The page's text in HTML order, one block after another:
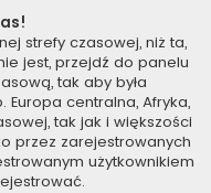
strefy czasowej, niż ta,
jest, przejdź do panelu
tak aby była
centralna, Afryka,
tak jak i większości
przez zarejestrowanych
użytkownikiem